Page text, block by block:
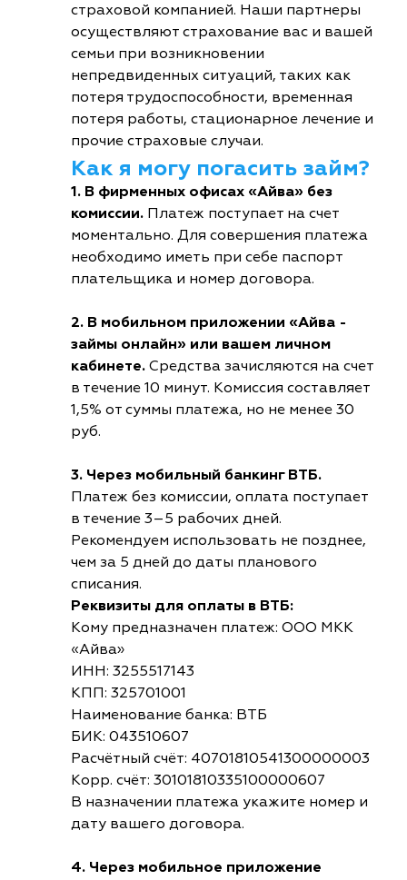
страховой компанией. Наши партнеры
осуществляют страхование вас и вашей
семьи при возникновении
непредвиденных ситуаций, таких как
потеря трудоспособности, временная
потеря работы, стационарное лечение и
прочие страховые случаи.
Как я могу погасить займ?
1. В фирменных офисах «Айва» без
комиссии. Платеж поступает на счет
моментально. Для совершения платежа
необходимо иметь при себе паспорт
плательщика и номер договора.
2. В мобильном приложении «Айва -
займы онлайн» или вашем личном
кабинете. Средства зачисляются на счет
в течение 10 минут. Комиссия составляет
1,5% от суммы платежа, но не менее 30
руб.
3. Через мобильный банкинг ВТБ.
Платеж без комиссии, оплата поступает
в течение 3–5 рабочих дней.
Рекомендуем использовать не позднее,
чем за 5 дней до даты планового
списания.
Реквизиты для оплаты в ВТБ:
Кому предназначен платеж: ООО МКК
«Айва»
ИНН: 3255517143
КПП: 325701001
Наименование банка: ВТБ
БИК: 043510607
Расчётный счёт: 40701810541300000003
Корр. счёт: 30101810335100000607
В назначении платежа укажите номер и
дату вашего договора.
4. Через мобильное приложение